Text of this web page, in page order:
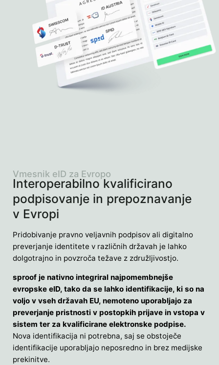
Interoperabilno kvalificirano
podpisovanje in prepoznavanje
v Evropi
Vmesnik eID za Evropo
Pridobivanje pravno veljavnih podpisov ali digitalno
preverjanje identitete v različnih državah je lahko
dolgotrajno in povzroča težave z združljivostjo.
sproof je nativno integriral najpomembnejše
evropske eID, tako da se lahko identifikacije, ki so na
voljo v vseh državah EU, nemoteno uporabljajo za
preverjanje pristnosti v postopkih prijave in vstopa v
sistem ter za kvalificirane elektronske podpise.
Nova identifikacija ni potrebna, saj se obstoječe
identifikacije uporabljajo neposredno in brez medijske
prekinitve.